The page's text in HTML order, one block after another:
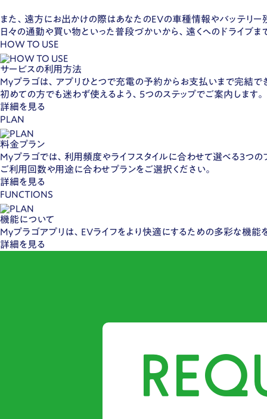
また、遠方にお出かけの際はあなたのEVの車種情報やバッテリー
日々の通勤や買い物といった普段づかいから、遠くへのドライブ
HOW TO USE
サービスの利用方法
Myプラゴは、アプリひとつで充電の予約からお支払いまで完結で
初めての方でも迷わず使えるよう、5つのステップでご案内します。
詳細を見る
PLAN
料金プラン
Myプラゴでは、利用頻度やライフスタイルに合わせて選べる3つの
ご利用回数や用途に合わせプランをご選択ください。
詳細を見る
FUNCTIONS
機能について
Myプラゴアプリは、EVライフをより快適にするための多彩な機
詳細を見る